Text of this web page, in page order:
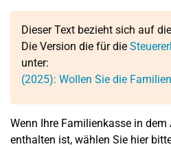
Dieser Text bezieht sich auf die
Die Version die für die
unter:
(2025): Wollen Sie die
Wenn Ihre Familienkasse in
enthalten ist, wählen Sie hier